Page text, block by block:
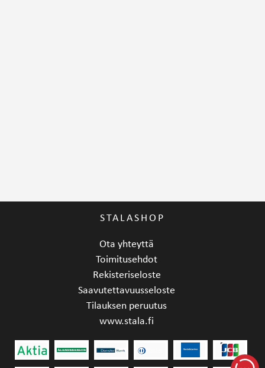
STALASHOP
Ota yhteyttä
Toimitusehdot
Rekisteriseloste
Saavutettavuusseloste
Tilauksen peruutus
www.stala.fi